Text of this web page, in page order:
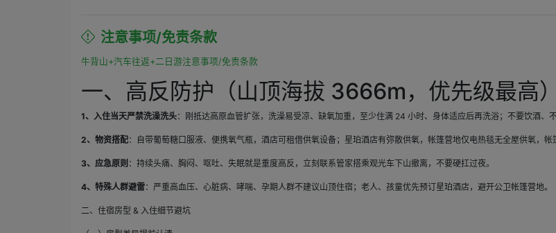
注意事项/免责条款
牛背山+汽车往返+二日游注意事项/免责条款
一、高反防护（山顶海拔 3666m，优先级最高）
1、 入住当天严禁洗澡洗头：刚抵达高原血管扩张，洗澡易受凉、缺氧加重，至少住满 24 小时、身体适应后再洗浴；不要饮酒、
2、物资搭配：自带葡萄糖口服液、便携氧气瓶，酒店可租借供氧设备；星珀酒店有弥散供氧，帐篷营地仅电热毯无全屋供氧，帐
3、应急原则 ：持续头痛、胸闷、呕吐、失眠就是重度高反，立刻联系管家搭乘观光车下山撤离，不要硬扛过夜。
4、特殊人群避雷：严重高血压、心脏病、哮喘、孕期人群不建议山顶住宿；老人、孩童优先预订星珀酒店，避开公卫帐篷营地。
二、住宿房型 & 入住细节避坑